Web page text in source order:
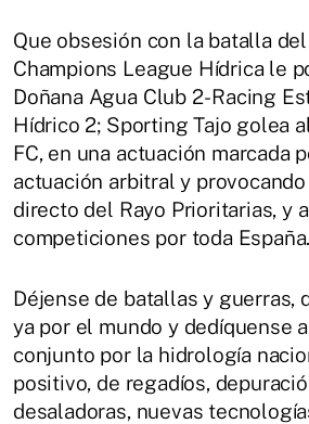
Que obsesión con la batalla
Champions League Hídrica le
Doñana Agua Club 2- Racing
Hídrico 2; Sporting Tajo golea
FC, en una actuación marcada
actuación arbitral y
directo del Rayo Prioritarias, y
competiciones por toda España.
Déjense de batallas y guerras,
ya por el mundo y dedíquense
conjunto por la hidrología
positivo, de regadíos,
desaladoras, nuevas